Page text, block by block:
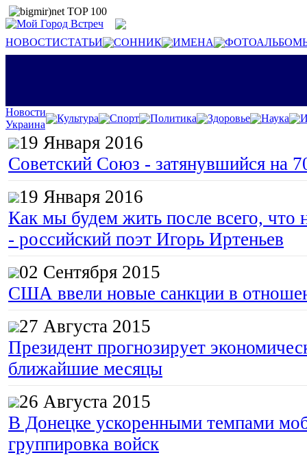
НОВОСТИСТАТЬИ СОННИК ИМЕНА
Новости
Украина
Культура Спорт Политика Здоровье Наука
19 Января 2016
Советский Союз - затянувшийся на
19 Января 2016
Как мы будем жить после всего, что
- российский поэт Игорь Иртеньев
02 Сентября 2015
США ввели новые санкции в
27 Августа 2015
Президент прогнозирует
ближайшие месяцы
26 Августа 2015
В Донецке ускоренными темпами
группировка войск